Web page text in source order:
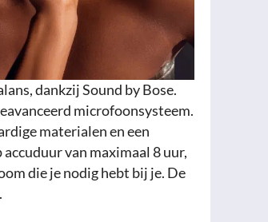
dankzij Sound by Bose.
microfoonsysteem.
materialen en een
van maximaal 8 uur,
die je nodig hebt bij je. De